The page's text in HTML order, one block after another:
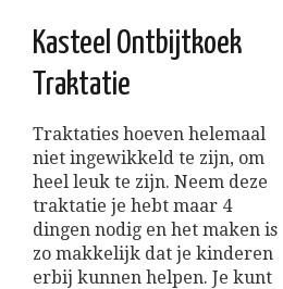
Kasteel Ontbijtkoek
Traktatie
Traktaties hoeven helemaal
niet ingewikkeld te zijn, om
heel leuk te zijn. Neem deze
traktatie je hebt maar 4
dingen nodig en het maken is
zo makkelijk dat je kinderen
erbij kunnen helpen. Je kunt